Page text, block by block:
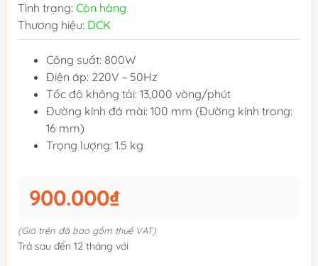
Tình trạng: Còn hàng
Thương hiệu: DCK
Công suất: 800W
Điện áp: 220V ~ 50Hz
Tốc độ không tải: 13,000 vòng/phút
Đường kính đá mài: 100 mm (Đường kính trong:
16 mm)
Trọng lượng: 1.5 kg
900.000₫
(Giá trên đã bao gồm thuế VAT)
Trả sau đến 12 tháng với